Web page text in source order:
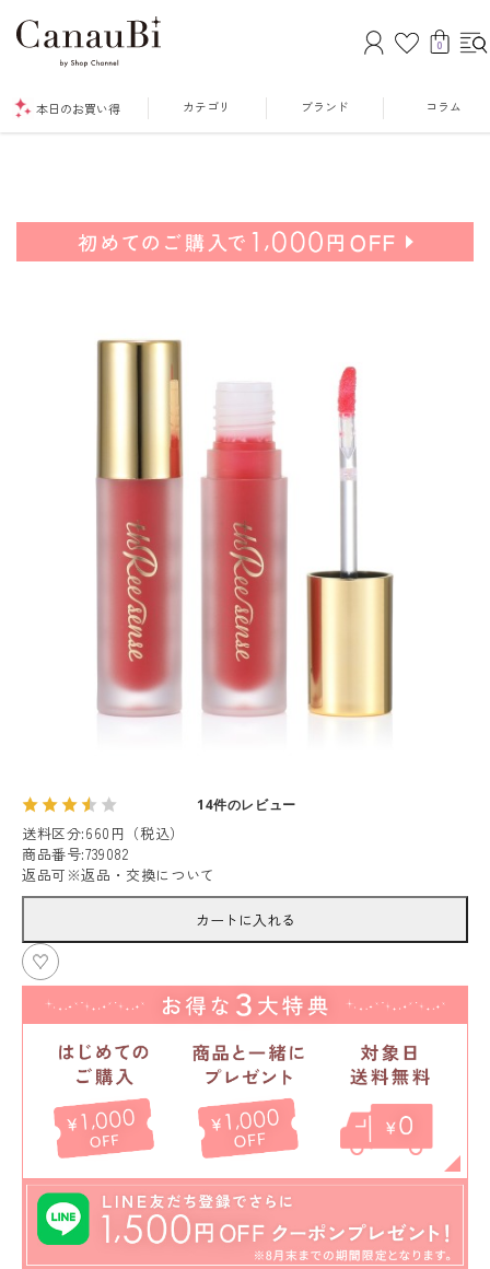
0
本日のお買い得 カテゴリ ブランド コラム
14件のレビュー
送料区分:660円（税込）
商品番号:739082
返品可 ※返品・交換について
カートに入れる